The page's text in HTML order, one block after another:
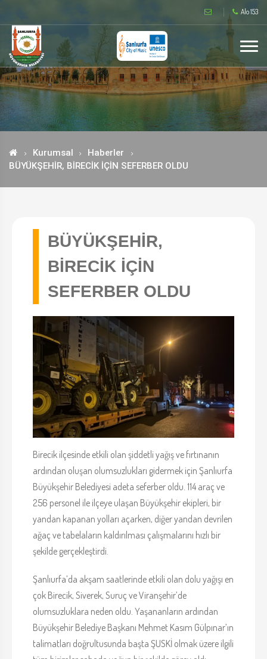
Alo 153
Kurumsal
Haberler
BÜYÜKŞEHİR, BİRECİK İÇİN SEFERBER OLDU
BÜYÜKŞEHİR,
BİRECİK İÇİN
SEFERBER OLDU
Birecik ilçesinde etkili olan şiddetli yağış ve fırtınanın
ardından oluşan olumsuzlukları gidermek için Şanlıurfa
Büyükşehir Belediyesi adeta seferber oldu. 114 araç ve
256 personel ile ilçeye ulaşan Büyükşehir ekipleri, bir
yandan kapanan yolları açarken, diğer yandan devrilen
ağaç ve tabelaların kaldırılması çalışmalarını hızlı bir
şekilde gerçekleştirdi.
Şanlıurfa’da akşam saatlerinde etkili olan dolu yağışı en
çok Birecik, Siverek, Suruç ve Viranşehir’de
olumsuzluklara neden oldu. Yaşananların ardından
Büyükşehir Belediye Başkanı Mehmet Kasım Gülpınar’ın
talimatları doğrultusunda başta ŞUSKİ olmak üzere ilgili